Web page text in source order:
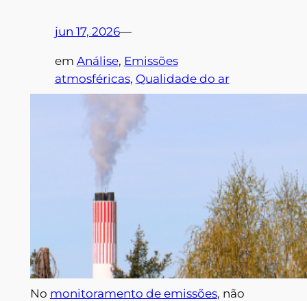
jun 17, 2026—
em Análise, Emissões
atmosféricas, Qualidade do ar
No monitoramento de emissões, não